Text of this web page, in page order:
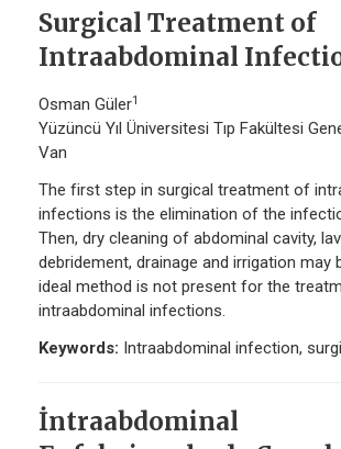
Surgical Treatment of
Intraabdominal
Osman Güler1
Yüzüncü Yıl Üniversitesi Tıp Fakültesi
Van
The first step in surgical treatment of
infections is the elimination of the
Then, dry cleaning of abdominal cavity,
debridement, drainage and irrigation may
ideal method is not present for the
intraabdominal infections.
Keywords: Intraabdominal infection,
İntraabdominal